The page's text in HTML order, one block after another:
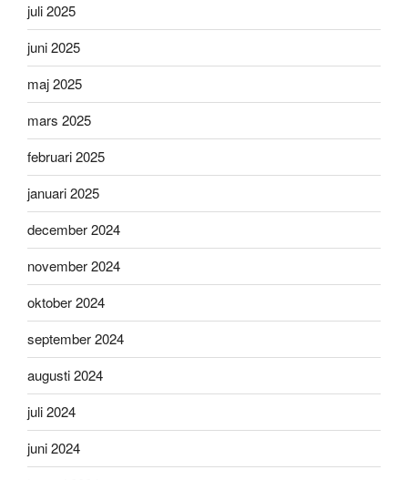
juli 2025
juni 2025
maj 2025
mars 2025
februari 2025
januari 2025
december 2024
november 2024
oktober 2024
september 2024
augusti 2024
juli 2024
juni 2024